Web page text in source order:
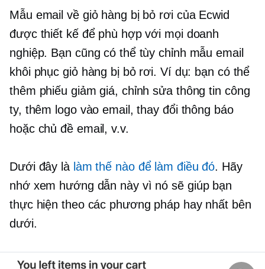
Mẫu email về giỏ hàng bị bỏ rơi của Ecwid
được thiết kế để phù hợp với mọi doanh
nghiệp. Bạn cũng có thể tùy chỉnh mẫu email
khôi phục giỏ hàng bị bỏ rơi. Ví dụ: bạn có thể
thêm phiếu giảm giá, chỉnh sửa thông tin công
ty, thêm logo vào email, thay đổi thông báo
hoặc chủ đề email, v.v.
Dưới đây là làm thế nào để làm điều đó. Hãy
nhớ xem hướng dẫn này vì nó sẽ giúp bạn
thực hiện theo các phương pháp hay nhất bên
dưới.